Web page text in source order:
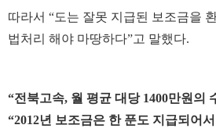
따라서 “도는 잘못 지급된 보조금을
법처리 해야 마땅하다”고 말했다.
“전북고속, 월 평균 대당 1400만원의
“2012년 보조금은 한 푼도 지급되어